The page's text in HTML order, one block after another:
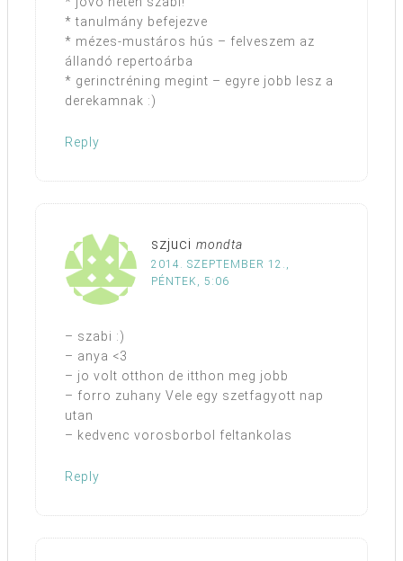
* tanulmány befejezve
* mézes-mustáros hús – felveszem az
állandó repertoárba
* gerinctréning megint – egyre jobb lesz a
derekamnak :)
Reply
szjuci mondta
2014. SZEPTEMBER 12.,
PÉNTEK, 5:06
– szabi :)
– anya <3
– jo volt otthon de itthon meg jobb
– forro zuhany Vele egy szetfagyott nap
utan
– kedvenc vorosborbol feltankolas
Reply